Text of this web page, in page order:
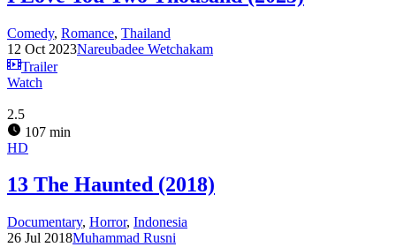
Comedy, Romance, Thailand
12 Oct 2023Nareubadee Wetchakam
Trailer
Watch
2.5
107 min
HD
13 The Haunted (2018)
Documentary, Horror, Indonesia
26 Jul 2018Muhammad Rusni